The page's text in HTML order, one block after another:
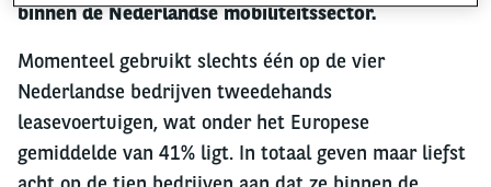
binnen de Nederlandse mobiliteitssector.
Momenteel gebruikt slechts één op de vier
Nederlandse bedrijven tweedehands
leasevoertuigen, wat onder het Europese
gemiddelde van 41% ligt. In totaal geven maar liefst